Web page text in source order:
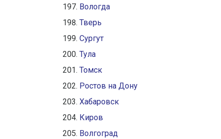
Вологда
Тверь
Сургут
Тула
Томск
Ростов на Дону
Хабаровск
Киров
Волгоград